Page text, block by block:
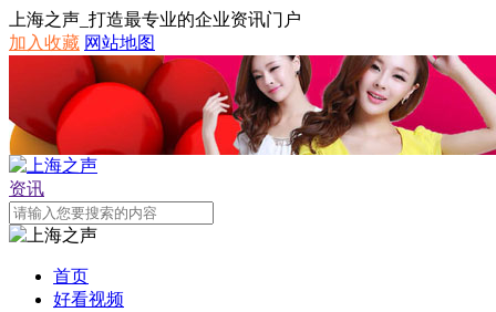
上海之声_打造最专业的企业资讯门户
加入收藏 网站地图
资讯
首页
好看视频